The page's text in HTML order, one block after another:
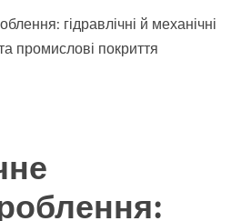
гідравлічні й механічні
промислові покриття